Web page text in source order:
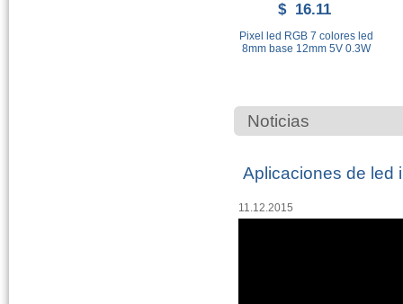
$ 16.11
Pixel led RGB 7 colores led
8mm base 12mm 5V 0.3W
Noticias
Aplicaciones de led
11.12.2015